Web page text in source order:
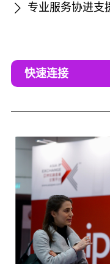
专业服务协进支
快速连接